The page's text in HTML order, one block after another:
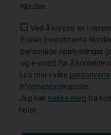
Norden.
Ved å krysse av i
Fisher Investments
personlige opplysninger
og e-post) for å kontakte
Les mer i våre
informasjonskapsler.
Jeg kan trekke meg fra
helst.